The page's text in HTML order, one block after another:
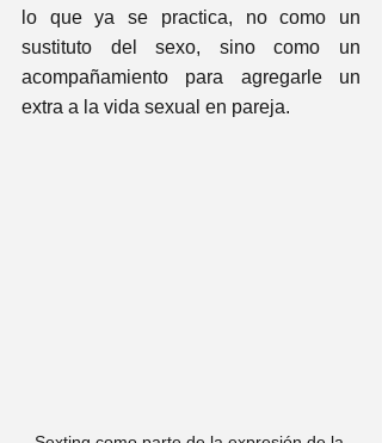
lo que ya se practica, no como un
sustituto del sexo, sino como un
acompañamiento para agregarle un
extra a la vida sexual en pareja.